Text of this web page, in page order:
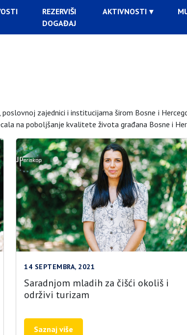
REZERVIŠI
DOGAĐAJ
AKTIVNOSTI
zajednici i institucijama širom Bosne i
na poboljšanje kvalitete života građana Bosne i
14 SEPTEMBRA, 2021
Saradnjom mladih za čišći okoliš i
održivi turizam
Saznaj više